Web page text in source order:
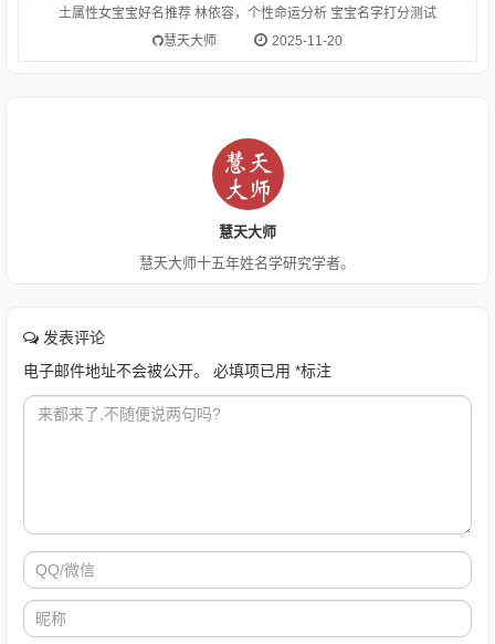
土属性女宝宝好名推荐 林依容，个性命运分析 宝宝名字打分测试
慧天大师
2025-11-20
慧天大师
慧天大师十五年姓名学研究学者。
发表评论
电子邮件地址不会被公开。
必填项已用 *标注